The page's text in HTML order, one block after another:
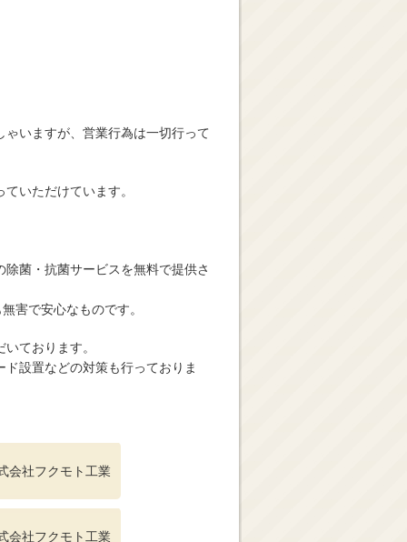
いますが、営業行為は一切行って
いただけています。
菌・抗菌サービスを無料で提供さ
害で安心なものです。
ております。
設置などの対策も行っておりま
会社フクモト工業
会社フクモト工業